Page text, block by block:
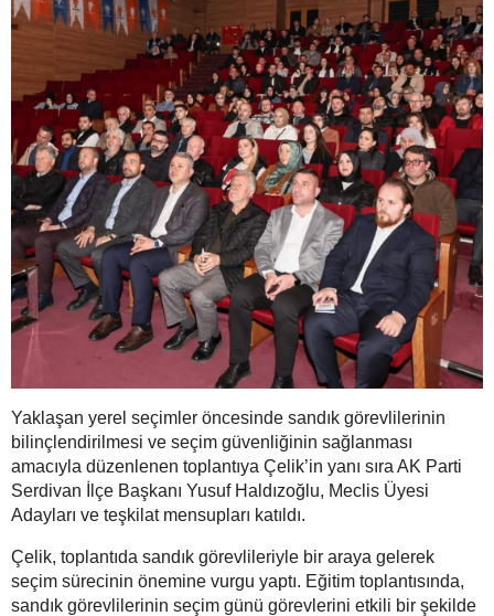
Yaklaşan yerel seçimler öncesinde sandık görevlilerinin
bilinçlendirilmesi ve seçim güvenliğinin sağlanması
amacıyla düzenlenen toplantıya Çelik’in yanı sıra AK Parti
Serdivan İlçe Başkanı Yusuf Haldızoğlu, Meclis Üyesi
Adayları ve teşkilat mensupları katıldı.
Çelik, toplantıda sandık görevlileriyle bir araya gelerek
seçim sürecinin önemine vurgu yaptı. Eğitim toplantısında,
sandık görevlilerinin seçim günü görevlerini etkili bir şekilde